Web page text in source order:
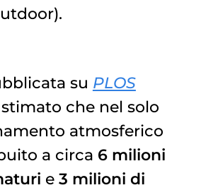
su PLOS
che nel solo
atmosferico
a circa 6 milioni
e 3 milioni di